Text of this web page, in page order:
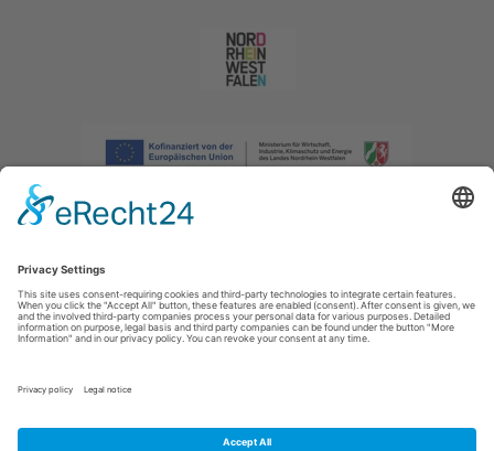
Afdruk |Privacybeleid|Verklaring van toegankelijkheid